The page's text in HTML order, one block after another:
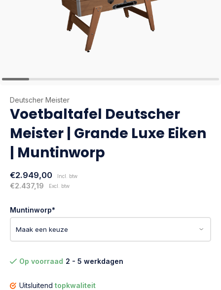
Deutscher Meister
Voetbaltafel Deutscher
Meister | Grande Luxe Eiken
| Muntinworp
€2.949,00 Incl. btw
€2.437,19 Excl. btw
Muntinworp*
Op voorraad 2 - 5 werkdagen
Uitsluitend topkwaliteit